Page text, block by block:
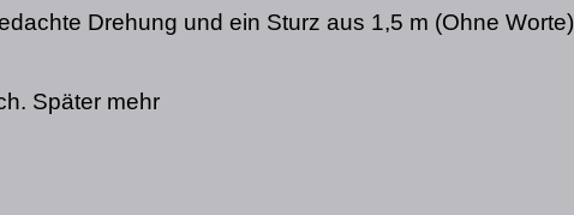
Drehung und ein Sturz aus 1,5 m (Ohne Worte)
Später mehr